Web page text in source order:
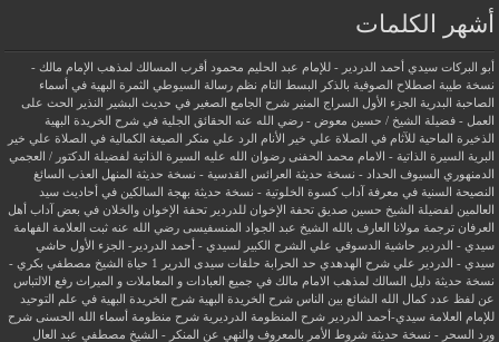
أشهر الكلمات
أبو البركات سيدي أحمد الدردير - للإمام عبد الحليم محمود
أقرب المسالك لمذهب الإمام مالك -
نسخة طيبة اصطلاح الصوفية بالذكر البسط التام نظم رسالة السيوطي
الثمرة البهية في أسماء
الصاحبة البدرية
الجزء الأول السراج المنير شرح الجامع الصغير في حديث البشير النذير
الحث على
العمل - فضيلة الشيخ / حسين معوض - رضي الله عنه
الحقائق الجلية في شرح الخريدة البهية
الذخيرة الماحية للآثام في الصلاة علي خير الأنام
الرد علي منكر الصيغة الكمالية في الصلاة علي خير
البرية
السيرة الذاتية - الامام محمد الحفنى رضوان الله عليه
السيرة الذاتية لفضيلة الدكتور / العجمي
الدمنهوري
السيوف الحداد - نسخة حديثة العرائس القدسية - نسخة حديثة
المنهل العذب السائغ
النصيحة السنية في معرفة آداب كسوة الخلوتية - نسخة حديثة بهجة السالكين في أحاديث سيد
العالمين لفضيلة الشيخ حسين صديق
تحفة الإخوان للدردير تحفة الإخوان والخلان في بعض آداب أهل
العرفان ترجمة مولانا العارف بالله الشيخ عبد الجواد المنسفيسى رضي الله عنه ثبت العلامة الفهامة
سيدي - الدردير
حاشية الدسوقي علي الشرح الكبير لسيدي - أحمد الدردير- الجزء الأول حاشي
سيدي - الدردير علي شرح الهدهدي حد الحرابة حلقات سيدى الدرير 1
حياة الشيخ مصطفي بكري -
نسخة حديثة دليل السالك لمذهب الامام مالك في جميع العبادات و المعاملات و الميراث رفع الالتباس
عن لفظ عدد كمال الله الشائع بين الناس شرح الخريدة البهية شرح الخريدة البهية في علم التوحيد
للإمام العلامة سيدي-أحمد الدردير شرح المنظومة الدرديرية شرح منظومة أسماء الله الحسنى شرح
ورد السحر - نسخة حديثة شروط الأمر بالمعروف والنهي عن المنكر - الشيخ مصطفي عبد العال